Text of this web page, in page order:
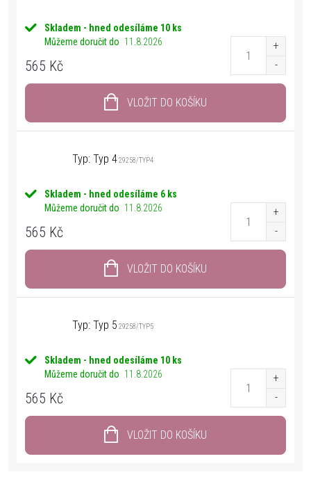
Skladem - hned odesíláme 10 ks
Můžeme doručit do 11.8.2026
565 Kč
VLOŽIT DO KOŠÍKU
Typ: Typ 429258/TYP4
Skladem - hned odesíláme 6 ks
Můžeme doručit do 11.8.2026
565 Kč
VLOŽIT DO KOŠÍKU
Typ: Typ 5 29258/TYP5
Skladem - hned odesíláme 10 ks
Můžeme doručit do 11.8.2026
565 Kč
VLOŽIT DO KOŠÍKU